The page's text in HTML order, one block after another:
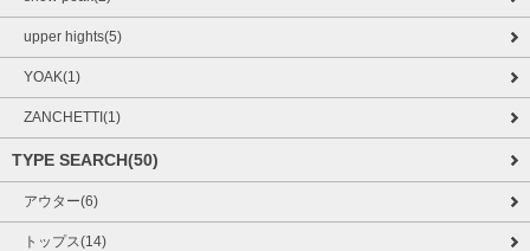
upper hights(5)
YOAK(1)
ZANCHETTI(1)
TYPE SEARCH(50)
アウター(6)
トップス(14)